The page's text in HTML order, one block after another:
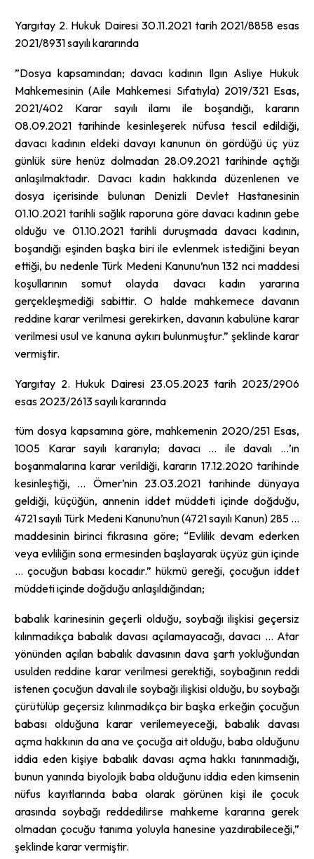
Yargıtay 2. Hukuk Dairesi 30.11.2021 tarih 2021/8858 esas
2021/8931 sayılı kararında
”Dosya kapsamından; davacı kadının Ilgın Asliye Hukuk
Mahkemesinin (Aile Mahkemesi Sıfatıyla) 2019/321 Esas,
2021/402 Karar sayılı ilamı ile boşandığı, kararın
08.09.2021 tarihinde kesinleşerek nüfusa tescil edildiği,
davacı kadının eldeki davayı kanunun ön gördüğü üç yüz
günlük süre henüz dolmadan 28.09.2021 tarihinde açtığı
anlaşılmaktadır. Davacı kadın hakkında düzenlenen ve
dosya içerisinde bulunan Denizli Devlet Hastanesinin
01.10.2021 tarihli sağlık raporuna göre davacı kadının gebe
olduğu ve 01.10.2021 tarihli duruşmada davacı kadının,
boşandığı eşinden başka biri ile evlenmek istediğini beyan
ettiği, bu nedenle Türk Medeni Kanunu’nun 132 nci maddesi
koşullarının somut olayda davacı kadın yararına
gerçekleşmediği sabittir. O halde mahkemece davanın
reddine karar verilmesi gerekirken, davanın kabulüne karar
verilmesi usul ve kanuna aykırı bulunmuştur.” şeklinde karar
vermiştir.
Yargıtay 2. Hukuk Dairesi 23.05.2023 tarih 2023/2906
esas 2023/2613 sayılı kararında
tüm dosya kapsamına göre, mahkemenin 2020/251 Esas,
1005 Karar sayılı kararıyla; davacı … ile davalı …’ın
boşanmalarına karar verildiği, kararın 17.12.2020 tarihinde
kesinleştiği, … Ömer’nin 23.03.2021 tarihinde dünyaya
geldiği, küçüğün, annenin iddet müddeti içinde doğduğu,
4721 sayılı Türk Medeni Kanunu’nun (4721 sayılı Kanun) 285 …
maddesinin birinci fıkrasına göre; “Evlilik devam ederken
veya evliliğin sona ermesinden başlayarak üçyüz gün içinde
… çocuğun babası kocadır.” hükmü gereği, çocuğun iddet
müddeti içinde doğduğu anlaşıldığından;
babalık karinesinin geçerli olduğu, soybağı ilişkisi geçersiz
kılınmadıkça babalık davası açılamayacağı, davacı … Atar
yönünden açılan babalık davasının dava şartı yokluğundan
usulden reddine karar verilmesi gerektiği, soybağının reddi
istenen çocuğun davalı ile soybağı ilişkisi olduğu, bu soybağı
çürütülüp geçersiz kılınmadıkça bir başka erkeğin çocuğun
babası olduğuna karar verilemeyeceği, babalık davası
açma hakkının da ana ve çocuğa ait olduğu, baba olduğunu
iddia eden kişiye babalık davası açma hakkı tanınmadığı,
bunun yanında biyolojik baba olduğunu iddia eden kimsenin
nüfus kayıtlarında baba olarak görünen kişi ile çocuk
arasında soybağı reddedilirse mahkeme kararına gerek
olmadan çocuğu tanıma yoluyla hanesine yazdırabileceği,”
şeklinde karar vermiştir.